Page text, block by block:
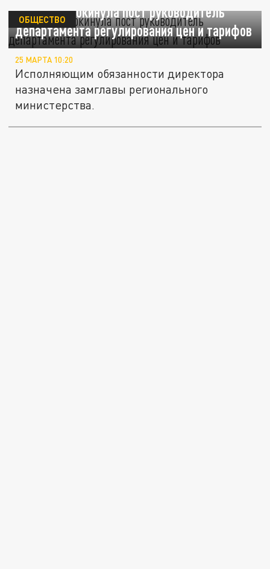
В Кургане покинула пост руководитель
департамента регулирования цен и тарифов
ОБЩЕСТВО
25 МАРТА 10:20
Исполняющим обязанности директора
назначена замглавы регионального
министерства.